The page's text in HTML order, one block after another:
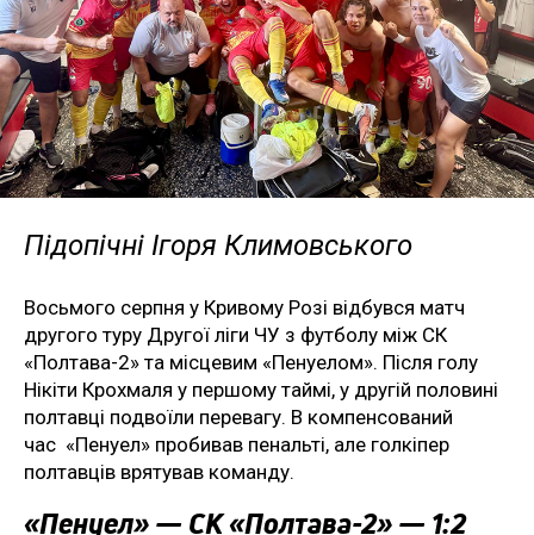
Підопічні Ігоря Климовського
Восьмого серпня у Кривому Розі відбувся матч
другого туру Другої ліги ЧУ з футболу між СК
«Полтава-2» та місцевим «Пенуелом». Після голу
Нікіти Крохмаля у першому таймі, у другій половині
полтавці подвоїли перевагу. В компенсований
час «Пенуел» пробивав пенальті, але голкіпер
полтавців врятував команду.
«Пенуел» — СК «Полтава-2» — 1:2